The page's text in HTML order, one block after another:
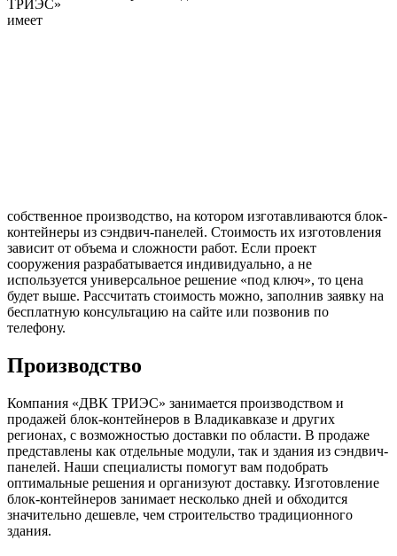
ТРИЭС»
имеет
собственное производство, на котором изготавливаются блок-
контейнеры из сэндвич-панелей. Стоимость их изготовления
зависит от объема и сложности работ. Если проект
сооружения разрабатывается индивидуально, а не
используется универсальное решение «под ключ», то цена
будет выше. Рассчитать стоимость можно, заполнив заявку на
бесплатную консультацию на сайте или позвонив по
телефону.
Производство
Компания «ДВК ТРИЭС» занимается производством и
продажей блок-контейнеров в Владикавказе и других
регионах, с возможностью доставки по области. В продаже
представлены как отдельные модули, так и здания из сэндвич-
панелей. Наши специалисты помогут вам подобрать
оптимальные решения и организуют доставку. Изготовление
блок-контейнеров занимает несколько дней и обходится
значительно дешевле, чем строительство традиционного
здания.